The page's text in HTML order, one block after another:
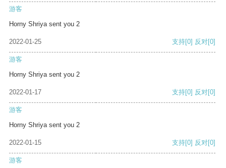
游客
Horny Shriya sent you 2
2022-01-25 支持[0] 反对[0]
游客
Horny Shriya sent you 2
2022-01-17 支持[0] 反对[0]
游客
Horny Shriya sent you 2
2022-01-15 支持[0] 反对[0]
游客